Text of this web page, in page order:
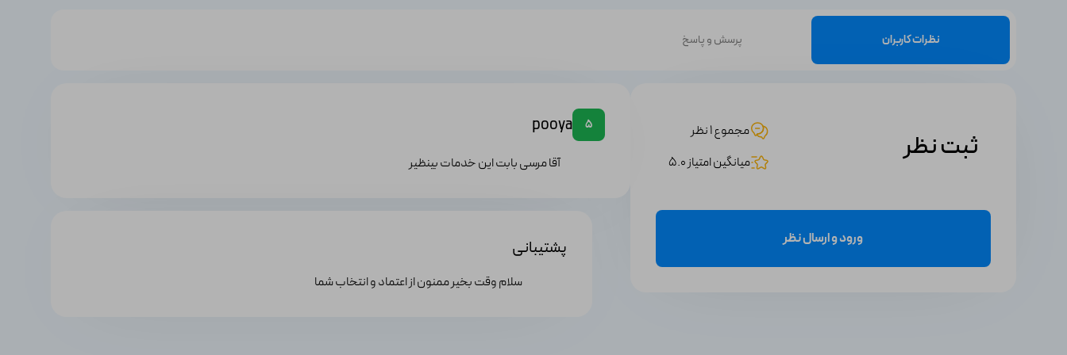
نظرات کاربران پرسش و پاسخ
ثبت نظر
مجموع 1 نظر
میانگین امتیاز 5.0
ورود و ارسال نظر
5
pooya
آقا مرسی بابت این خدمات بینظیر
پشتیبانی
سلام وقت بخیر ممنون از اعتماد و انتخاب شما